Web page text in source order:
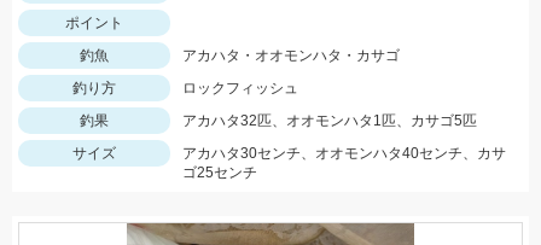
ポイント
釣魚
アカハタ・オオモンハタ・カサゴ
釣り方
ロックフィッシュ
釣果
アカハタ32匹、オオモンハタ1匹、カサゴ5匹
サイズ
アカハタ30センチ、オオモンハタ40センチ、カサ
ゴ25センチ